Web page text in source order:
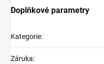
Doplňkové parametry
Kategorie:
Záruka: